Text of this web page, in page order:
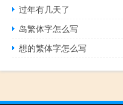
过年有几天了
岛繁体字怎么写
想的繁体字怎么写